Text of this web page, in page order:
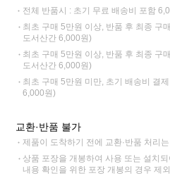
전체 반품시 : 초기 무료 배송비 포함
최초 구매 5만원 이상, 반품 후 최종 구
도서산간 6,000원)
최초 구매 5만원 이상, 반품 후 최종 구
도서산간 6,000원)
최초 구매 5만원 미만, 초기 배송비 결
6,000원)
교환·반품 불가
제품이 도착하기 전에 교환·반품 처리
상품 포장을 개봉하여 사용 또는 설치
내용 확인을 위한 포장 개봉의 경우 제